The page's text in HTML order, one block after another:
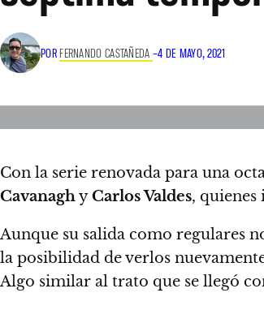
POR FERNANDO CASTAÑEDA –4 DE MAYO, 2021
Con la serie renovada para una
CavanaghyCarlos Valdes, quienes
Aunque su salida como regulares
la posibilidad de verlos
Algo similar al trato que se llegó